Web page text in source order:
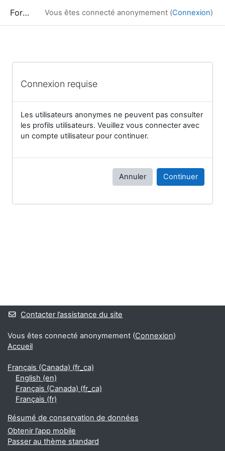
Formation Vous êtes connecté anonymement (Connexion)
Connexion requise
Les utilisateurs anonymes ne peuvent pas consulter
les profils utilisateurs. Veuillez vous connecter avec
un compte utilisateur pour continuer.
Annuler Continuer
Contacter l’assistance du site
Vous êtes connecté anonymement (Connexion)
Accueil
Français (Canada) ‎(fr_ca)‎
English ‎(en)‎
Français (Canada) ‎(fr_ca)‎
Français ‎(fr)‎
Résumé de conservation de données
Obtenir l’app mobile
Passer au thème standard